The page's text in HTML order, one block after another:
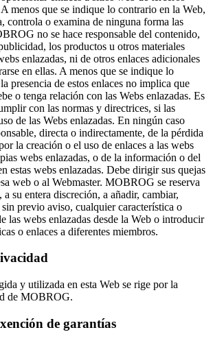
menos que se indique lo contrario en la Web,
controla o examina de ninguna forma las
no se hace responsable del contenido,
los productos u otros materiales
enlazadas, ni de otros enlaces adicionales
en ellas. A menos que se indique lo
presencia de estos enlaces no implica que
o tenga relación con las Webs enlazadas. Es
con las normas y directrices, si las
de las Webs enlazadas. En ningún caso
directa o indirectamente, de la pérdida
la creación o el uso de enlaces a las webs
webs enlazadas, o de la información o del
estas webs enlazadas. Debe dirigir sus quejas
web o al Webmaster. MOBROG se reserva
su entera discreción, a añadir, cambiar,
previo aviso, cualquier característica o
las webs enlazadas desde la Web o introducir
o enlaces a diferentes miembros.
y utilizada en esta Web se rige por la
de MOBROG.
de garantías